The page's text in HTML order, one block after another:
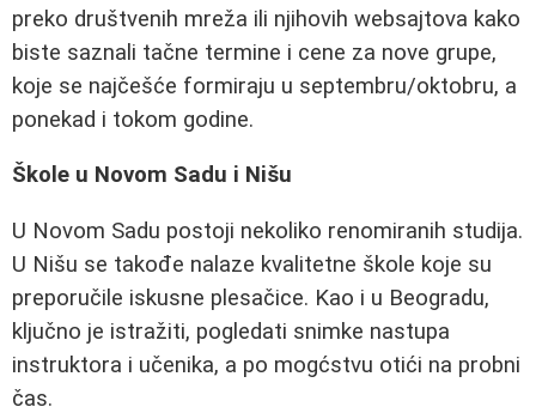
preko društvenih mreža ili njihovih websajtova kako
biste saznali tačne termine i cene za nove grupe,
koje se najčešće formiraju u septembru/oktobru, a
ponekad i tokom godine.
Škole u Novom Sadu i Nišu
U Novom Sadu postoji nekoliko renomiranih studija.
U Nišu se takođe nalaze kvalitetne škole koje su
preporučile iskusne plesačice. Kao i u Beogradu,
ključno je istražiti, pogledati snimke nastupa
instruktora i učenika, a po mogćstvu otići na probni
čas.